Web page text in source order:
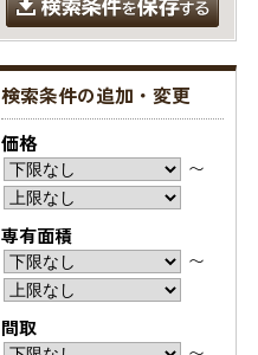
検索条件の追加・変更
価格
〜
専有面積
〜
間取